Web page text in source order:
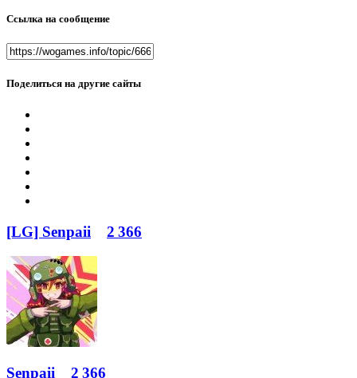
Ссылка на сообщение
Поделиться на другие сайты
[LG] Senpaii 2 366
Senpaii 2 366